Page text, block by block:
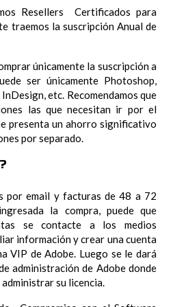
Resellers Certificados para
traemos la suscripción Anual de
únicamente la suscripción a
ser únicamente Photoshop,
etc. Recomendamos que
las que necesitan ir por el
presenta un ahorro significativo
por separado.
por email y facturas de 48 a 72
la compra, puede que
se contacte a los medios
información y crear una cuenta
VIP de Adobe. Luego se le dará
administración de Adobe donde
su licencia.